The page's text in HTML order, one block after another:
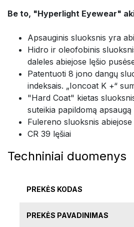
Be to, "Hyperlight Eyewear"
Apsauginis sluoksnis yra
Hidro ir oleofobinis
daleles abiejose lęšio
Patentuoti 8 jono dangų
indeksais. „Ioncoat K +“
"Hard Coat" kietas
suteikia papildomą
Fulereno sluoksnis
CR 39 lęšiai
Techniniai duomenys
PREKĖS KODAS
PREKĖS PAVADINIMAS